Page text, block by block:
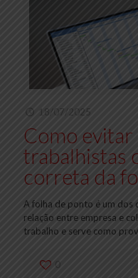
18/07/2025
Como
trabalhistas
correta da
A folha de ponto é um dos
relação entre empresa e
trabalho e serve como
0